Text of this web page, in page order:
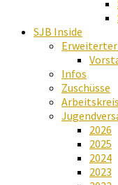
SJB Inside
Infos
Zuschüsse
2026
2025
2024
2023